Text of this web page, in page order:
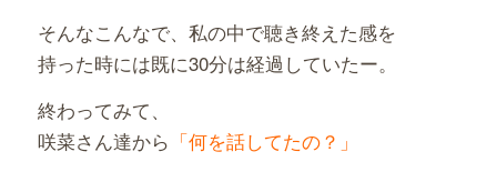
そんなこんなで、私の中で聴き終えた感を
持った時には既に30分は経過していたー。
終わってみて、
咲菜さん達から 「何を話してたの？」